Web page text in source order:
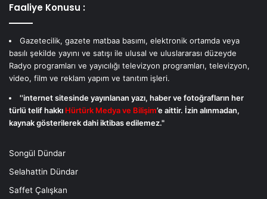
Faaliye Konusu :
Gazetecilik, gazete matbaa basımı, elektronik ortamda veya
basılı şekilde yayını ve satışı ile ulusal ve uluslararası düzeyde
Radyo programları ve yayıcılığı televizyon programları, televizyon,
video, film ve reklam yapım ve tanıtım işleri.
''internet sitesinde yayınlanan yazı, haber ve fotoğrafların her
türlü telif hakkı Hürtürk Medya ve Bilişim’e aittir. İzin alınmadan,
kaynak gösterilerek dahi iktibas edilemez."
Songül Dündar
Selahattin Dündar
Saffet Çalışkan